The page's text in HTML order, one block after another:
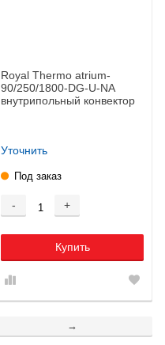
Royal Thermo atrium-
90/250/1800-DG-U-NA
внутрипольный конвектор
Уточнить
Под заказ
- +
Купить
→